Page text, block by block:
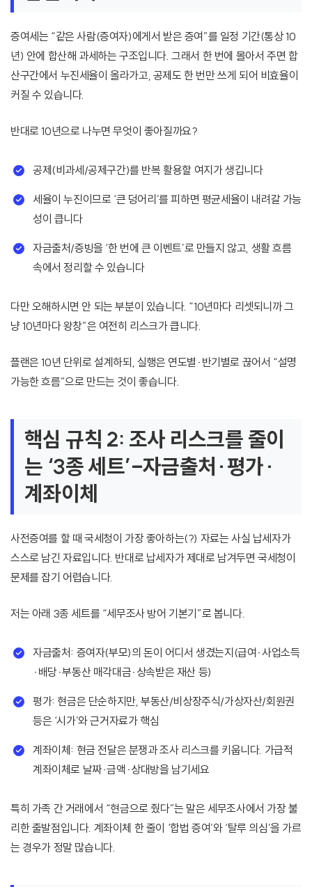
증여세는 “같은 사람(증여자)에게서 받은 증여”를 일정 기간(통상 10
년) 안에 합산해 과세하는 구조입니다. 그래서 한 번에 몰아서 주면 합
산구간에서 누진세율이 올라가고, 공제도 한 번만 쓰게 되어 비효율이
커질 수 있습니다.
반대로 10년으로 나누면 무엇이 좋아질까요?
공제(비과세/공제구간)를 반복 활용할 여지가 생깁니다
세율이 누진이므로 ‘큰 덩어리’를 피하면 평균세율이 내려갈 가능
성이 큽니다
자금출처/증빙을 ‘한 번에 큰 이벤트’로 만들지 않고, 생활 흐름
속에서 정리할 수 있습니다
다만 오해하시면 안 되는 부분이 있습니다. “10년마다 리셋되니까 그
냥 10년마다 왕창”은 여전히 리스크가 큽니다.
플랜은 10년 단위로 설계하되, 실행은 연도별·반기별로 끊어서 “설명
가능한 흐름”으로 만드는 것이 좋습니다.
핵심 규칙 2: 조사 리스크를 줄이
는 ‘3종 세트’-자금출처·평가·
계좌이체
사전증여를 할 때 국세청이 가장 좋아하는(?) 자료는 사실 납세자가
스스로 남긴 자료입니다. 반대로 납세자가 제대로 남겨두면 국세청이
문제를 잡기 어렵습니다.
저는 아래 3종 세트를 “세무조사 방어 기본기”로 봅니다.
자금출처: 증여자(부모)의 돈이 어디서 생겼는지(급여·사업소득
·배당·부동산 매각대금·상속받은 재산 등)
평가: 현금은 단순하지만, 부동산/비상장주식/가상자산/회원권
등은 ‘시가’와 근거자료가 핵심
계좌이체: 현금 전달은 분쟁과 조사 리스크를 키웁니다. 가급적
계좌이체로 날짜·금액·상대방을 남기세요
특히 가족 간 거래에서 “현금으로 줬다”는 말은 세무조사에서 가장 불
리한 출발점입니다. 계좌이체 한 줄이 ‘합법 증여’와 ‘탈루 의심’을 가르
는 경우가 정말 많습니다.